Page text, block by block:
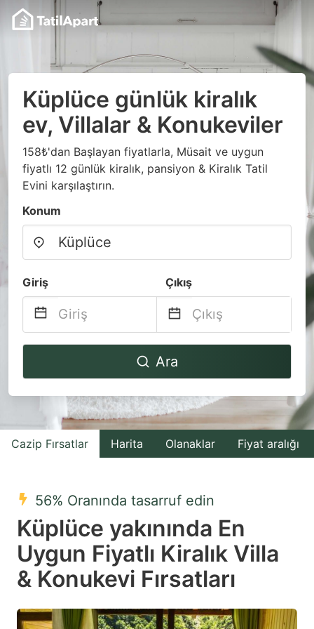
Küplüce günlük kiralık
ev, Villalar & Konukeviler
158₺'dan Başlayan fiyatlarla, Müsait ve uygun
fiyatlı 12 günlük kiralık, pansiyon & Kiralık Tatil
Evini karşılaştırın.
Konum
Giriş Çıkış
Navigate
to
interact
with
the
select
a
date.
Press
question
Navigate
to
interact
with
the
select
a
date.
Press
question
Ara
Cazip Fırsatlar Harita Olanaklar Fiyat aralığı
56% Oranında tasarruf edin
Küplüce yakınında En
Uygun Fiyatlı Kiralık Villa
& Konukevi Fırsatları